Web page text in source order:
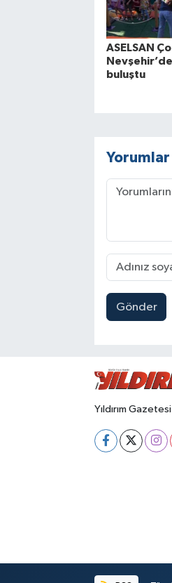
ASELSAN
buluştu
Yorumlar
Gönder
Yıldırım